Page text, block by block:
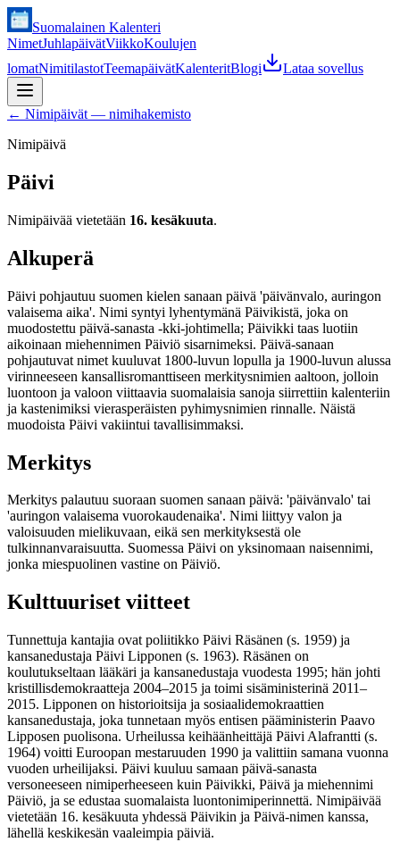
Suomalainen Kalenteri
NimetJuhlapäivätViikkoKoulujen
lomatNimitilastotTeemapäivätKalenteritBlogi Lataa sovellus
← Nimipäivät — nimihakemisto
Nimipäivä
Päivi
Nimipäivää vietetään 16. kesäkuuta.
Alkuperä
Päivi pohjautuu suomen kielen sanaan päivä 'päivänvalo, auringon
valaisema aika'. Nimi syntyi lyhentymänä Päivikistä, joka on
muodostettu päivä-sanasta -kki-johtimella; Päivikki taas luotiin
aikoinaan miehennimen Päiviö sisarnimeksi. Päivä-sanaan
pohjautuvat nimet kuuluvat 1800-luvun lopulla ja 1900-luvun alussa
virinneeseen kansallisromanttiseen merkitysnimien aaltoon, jolloin
luontoon ja valoon viittaavia suomalaisia sanoja siirrettiin kalenteriin
ja kastenimiksi vierasperäisten pyhimysnimien rinnalle. Näistä
muodoista Päivi vakiintui tavallisimmaksi.
Merkitys
Merkitys palautuu suoraan suomen sanaan päivä: 'päivänvalo' tai
'auringon valaisema vuorokaudenaika'. Nimi liittyy valon ja
valoisuuden mielikuvaan, eikä sen merkityksestä ole
tulkinnanvaraisuutta. Suomessa Päivi on yksinomaan naisennimi,
jonka miespuolinen vastine on Päiviö.
Kulttuuriset viitteet
Tunnettuja kantajia ovat poliitikko Päivi Räsänen (s. 1959) ja
kansanedustaja Päivi Lipponen (s. 1963). Räsänen on
koulutukseltaan lääkäri ja kansanedustaja vuodesta 1995; hän johti
kristillisdemokraatteja 2004–2015 ja toimi sisäministerinä 2011–
2015. Lipponen on historioitsija ja sosiaalidemokraattien
kansanedustaja, joka tunnetaan myös entisen pääministerin Paavo
Lipposen puolisona. Urheilussa keihäänheittäjä Päivi Alafrantti (s.
1964) voitti Euroopan mestaruuden 1990 ja valittiin samana vuonna
vuoden urheilijaksi. Päivi kuuluu samaan päivä-sanasta
versoneeseen nimiperheeseen kuin Päivikki, Päivä ja miehennimi
Päiviö, ja se edustaa suomalaista luontonimiperinnettä. Nimipäivää
vietetään 16. kesäkuuta yhdessä Päivikin ja Päivä-nimen kanssa,
lähellä keskikesän vaaleimpia päiviä.